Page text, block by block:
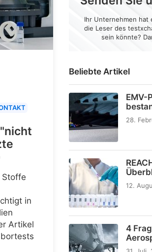
Beliebte Artikel
EMV-
28.
12.
4
Ihr Unternehmen hat
die Leser des
sein könnte?
in
Artikel